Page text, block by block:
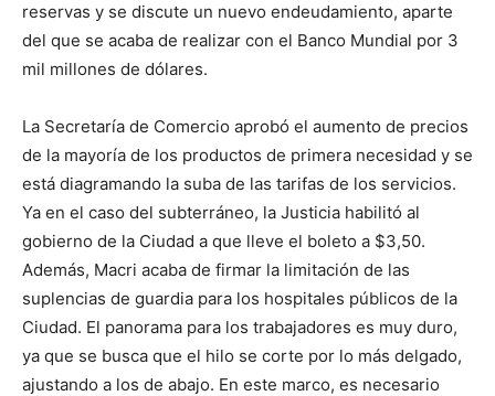
reservas y se discute un nuevo endeudamiento, aparte
del que se acaba de realizar con el Banco Mundial por 3
mil millones de dólares.
La Secretaría de Comercio aprobó el aumento de precios
de la mayoría de los productos de primera necesidad y se
está diagramando la suba de las tarifas de los servicios.
Ya en el caso del subterráneo, la Justicia habilitó al
gobierno de la Ciudad a que lleve el boleto a $3,50.
Además, Macri acaba de firmar la limitación de las
suplencias de guardia para los hospitales públicos de la
Ciudad. El panorama para los trabajadores es muy duro,
ya que se busca que el hilo se corte por lo más delgado,
ajustando a los de abajo. En este marco, es necesario